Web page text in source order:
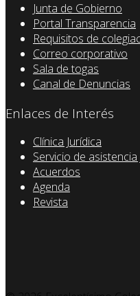
Junta de Gobierno
Portal Transparencia
Requisitos de
Correo corporativo
Sala de togas
Canal de Denuncias
Enlaces de Interés
Clínica Jurídica
Servicio de asistencia
Acuerdos
Agenda
Revista